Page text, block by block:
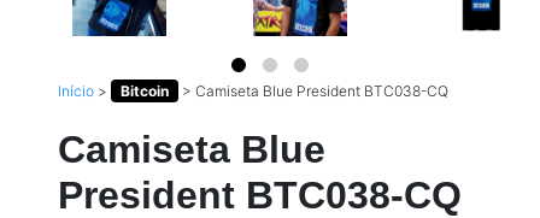
Início > Bitcoin > Camiseta Blue President BTC038-CQ
Camiseta Blue
President BTC038-CQ